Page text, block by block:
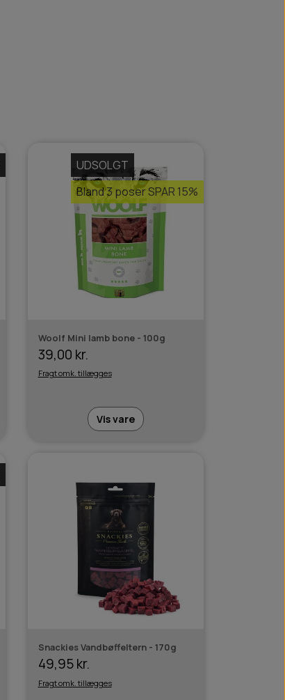
UDSOLGT
Bland 3 poser SPAR 15%
Woolf Mini lamb bone - 100g
39,00 kr.
Fragt omk. tillægges
Vis vare
Snackies Vandbøffeltern - 170g
49,95 kr.
Fragt omk. tillægges